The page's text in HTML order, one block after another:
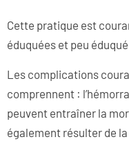
Cette pratique est
éduquées et peu
Les complications
comprennent :
peuvent entraîner la
également résulter de